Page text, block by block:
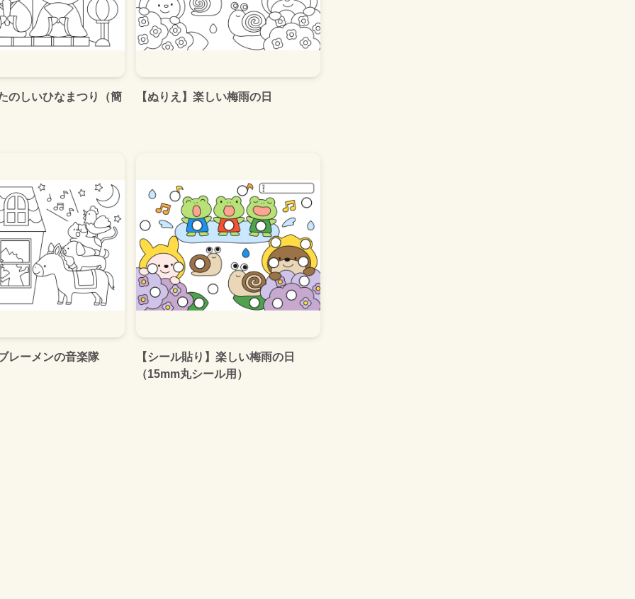
のしいひなまつり（簡 【ぬりえ】楽しい梅雨の日
レーメンの音楽隊
【シール貼り】楽しい梅雨の日
（15mm丸シール用）